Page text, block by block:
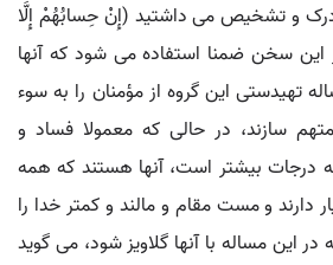
و تشخیص می داشتید (إِنْ حِسابُهُمْ إِلَّا
سخن ضمنا استفاده می شود که آنها
تهیدستی این گروه از مؤمنان را به سوء
سازند، در حالی که معمولا فساد و
درجات بیشتر است، آنها هستند که همه
دارند و مست مقام و مالند و کمتر خدا را
در این مساله با آنها گلاویز شود، می گوید